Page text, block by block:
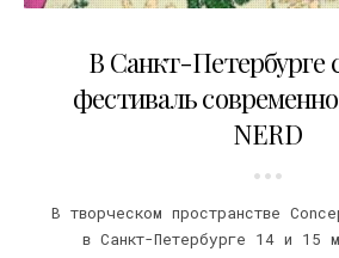
В Санкт-Петербурге
фестиваль
NERD
В творческом пространстве
в Санкт-Петербурге 14 и 15